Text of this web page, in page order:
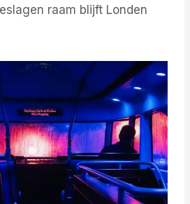
raam blijft Londen